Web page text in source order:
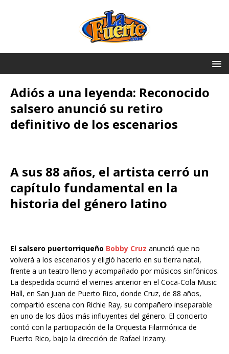
Adiós a una leyenda: Reconocido
salsero anunció su retiro
definitivo de los escenarios
A sus 88 años, el artista cerró un
capítulo fundamental en la
historia del género latino
El salsero puertorriqueño Bobby Cruz anunció que no
volverá a los escenarios y eligió hacerlo en su tierra natal,
frente a un teatro lleno y acompañado por músicos sinfónicos.
La despedida ocurrió el viernes anterior en el Coca-Cola Music
Hall, en San Juan de Puerto Rico, donde Cruz, de 88 años,
compartió escena con Richie Ray, su compañero inseparable
en uno de los dúos más influyentes del género. El concierto
contó con la participación de la Orquesta Filarmónica de
Puerto Rico, bajo la dirección de Rafael Irizarry.